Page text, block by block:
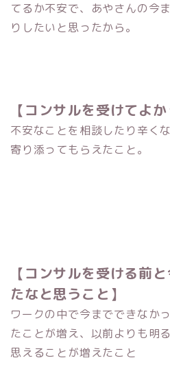
てるか不安で、あやさんの今
りしたいと思ったから。
【コンサルを受けてよか
不安なことを相談したり辛く
寄り添ってもらえたこと。
【コンサルを受ける前
たなと思うこと】
ワークの中で今までできなか
たことが増え、以前よりも明
思えることが増えたこと